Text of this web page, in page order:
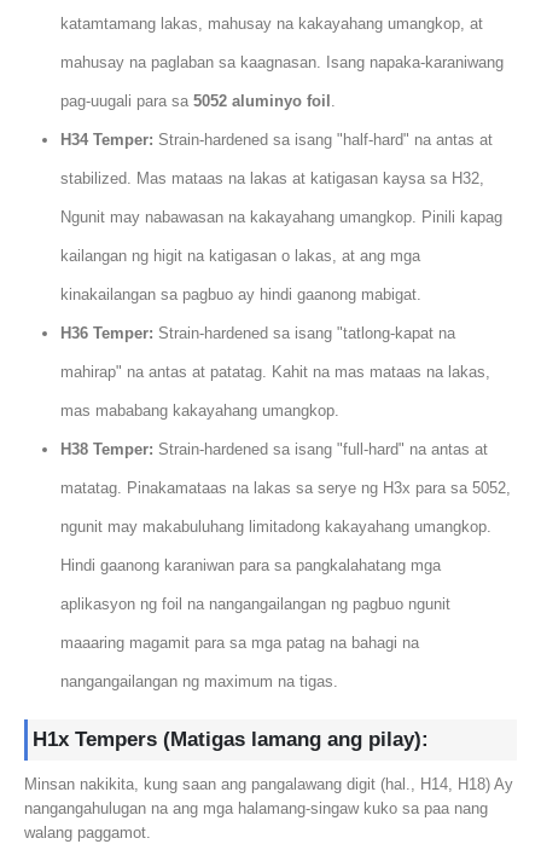
katamtamang lakas, mahusay na kakayahang umangkop, at
mahusay na paglaban sa kaagnasan. Isang napaka-karaniwang
pag-uugali para sa 5052 aluminyo foil .
H34 Temper: Strain-hardened sa isang "half-hard" na antas at
stabilized. Mas mataas na lakas at katigasan kaysa sa H32,
Ngunit may nabawasan na kakayahang umangkop. Pinili kapag
kailangan ng higit na katigasan o lakas, at ang mga
kinakailangan sa pagbuo ay hindi gaanong mabigat.
H36 Temper: Strain-hardened sa isang "tatlong-kapat na
mahirap" na antas at patatag. Kahit na mas mataas na lakas,
mas mababang kakayahang umangkop.
H38 Temper: Strain-hardened sa isang "full-hard" na antas at
matatag. Pinakamataas na lakas sa serye ng H3x para sa 5052,
ngunit may makabuluhang limitadong kakayahang umangkop.
Hindi gaanong karaniwan para sa pangkalahatang mga
aplikasyon ng foil na nangangailangan ng pagbuo ngunit
maaaring magamit para sa mga patag na bahagi na
nangangailangan ng maximum na tigas.
H1x Tempers (Matigas lamang ang pilay):
Minsan nakikita, kung saan ang pangalawang digit (hal., H14, H18) Ay
nangangahulugan na ang mga halamang-singaw kuko sa paa nang
walang paggamot.